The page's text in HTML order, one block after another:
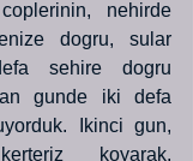
nehirde
dogru, sular
sehire dogru
gunde iki defa
Ikinci gun,
koyarak,